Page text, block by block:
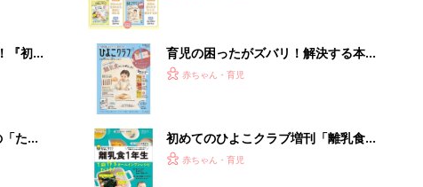
『初め
大特
たま
育児の困ったがズバリ！解決する本
『ひよこクラブ 秋号』 4カ月～2才
赤ちゃん・育児
初めてのひよこクラブ増刊「離乳食1
年生 1皿作るだけ！オールインワン​レ
赤ちゃん・育児